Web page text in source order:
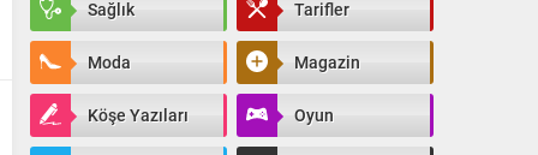
Sağlık Tarifler
Moda Magazin
Köşe Yazıları Oyun